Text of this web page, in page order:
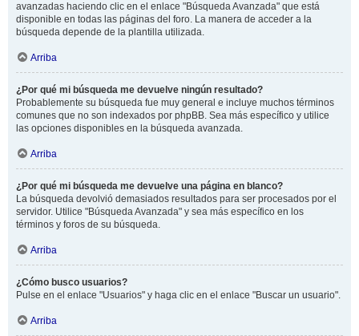
avanzadas haciendo clic en el enlace "Búsqueda Avanzada" que está
disponible en todas las páginas del foro. La manera de acceder a la
búsqueda depende de la plantilla utilizada.
Arriba
¿Por qué mi búsqueda me devuelve ningún resultado?
Probablemente su búsqueda fue muy general e incluye muchos términos
comunes que no son indexados por phpBB. Sea más específico y utilice
las opciones disponibles en la búsqueda avanzada.
Arriba
¿Por qué mi búsqueda me devuelve una página en blanco?
La búsqueda devolvió demasiados resultados para ser procesados por el
servidor. Utilice "Búsqueda Avanzada" y sea más específico en los
términos y foros de su búsqueda.
Arriba
¿Cómo busco usuarios?
Pulse en el enlace "Usuarios" y haga clic en el enlace "Buscar un usuario".
Arriba